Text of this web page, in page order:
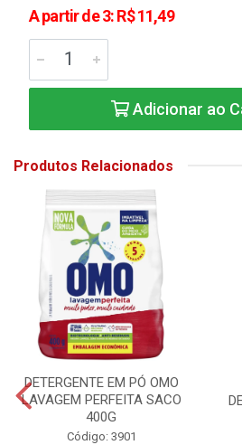
A partir de 3: R$ 11,49
Adicionar ao
Produtos Relacionados
DETERGENTE EM PÓ OMO
LAVAGEM PERFEITA SACO
400G
Código: 3901